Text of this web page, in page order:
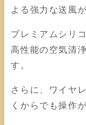
よる強力な送風
プレミアムシリ
高性能の空気清
す。
さらに、ワイヤ
くからでも操作